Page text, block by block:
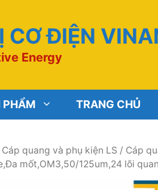
CƠ ĐIỆN
Energy
PHẨM TRANG CHỦ
quang và phụ kiện LS / Cáp
mốt,OM3,50/125um,24 lõi